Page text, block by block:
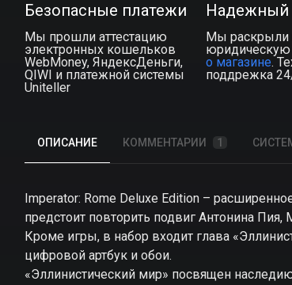
Безопасные платежи
Мы прошли аттестацию
электронных кошельков
WebMoney, ЯндексДеньги,
QIWI и платежной системы
Uniteller
Надежный
Мы раскрыли
юридическую
о магазине.
поддрежка
ОПИСАНИЕ КОММЕНТАРИИ 1
Imperator: Rome Deluxe Edition –
предстоит повторить подвиг Антонина
Кроме игры, в набор входит глава
цифровой артбук и обои.
«Эллинистический мир» посвящен